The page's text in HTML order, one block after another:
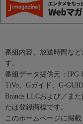
番組内容、放送時間な
す。
番組データ提供元：IPG
TiVo、Gガイド、G-
Brands LLCおよび／ま
たは登録商標です。
このホームページに掲